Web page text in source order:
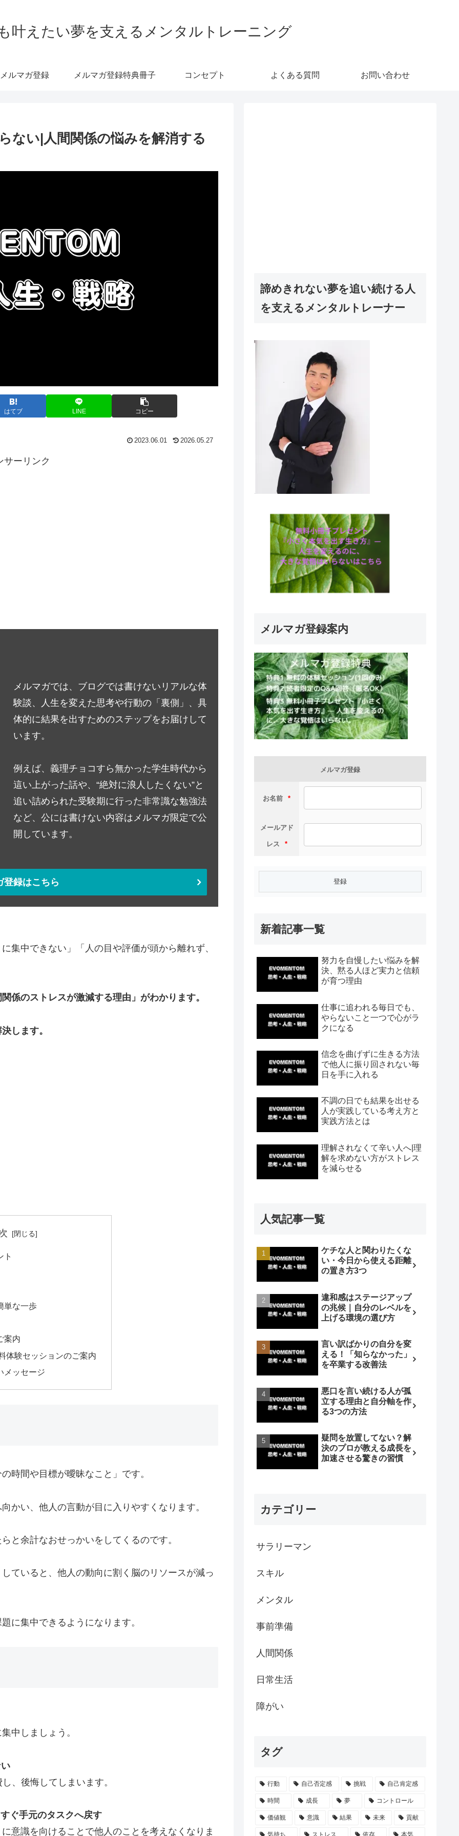
叶えたい夢を支えるメンタルトレーニング
メルマガ登録 メルマガ登録特典冊子 コンセプト よくある質問 お問い合わせ
ない|人間関係の悩みを解消する
はてブ LINE コピー
2023.06.01 2026.05.27
サーリンク
メルマガでは、ブログでは書けないリアルな体
験談、人生を変えた思考や行動の「裏側」、具
体的に結果を出すためのステップをお届けして
います。
例えば、義理チョコすら無かった学生時代から
這い上がった話や、“絶対に浪人したくない”と
追い詰められた受験期に行った非常識な勉強法
など、公には書けない内容はメルマガ限定で公
開しています。
登録はこちら
集中できない」「人の目や評価が頭から離れず、
係のストレスが激減する理由」がわかります。
します。
ト
単な一歩
案内
体験セッションのご案内
メッセージ
時間や目標が曖昧なこと」です。
かい、他人の言動が目に入りやすくなります。
と余計なおせっかいをしてくるのです。
ていると、他人の動向に割く脳のリソースが減っ
に集中できるようになります。
中しましょう。
、後悔してしまいます。
ぐ手元のタスクへ戻す
意識を向けることで他人のことを考えなくなりま
諦めきれない夢を追い続ける人
を支えるメンタルトレーナー
メルマガ登録案内
メルマガ登録
お名前 *
メールアド
レス *
新着記事一覧
努力を自慢したい悩みを解
決、黙る人ほど実力と信頼
が育つ理由
仕事に追われる毎日でも、
やらないこと一つで心がラ
クになる
信念を曲げずに生きる方法
で他人に振り回されない毎
日を手に入れる
不調の日でも結果を出せる
人が実践している考え方と
実践方法とは
理解されなくて辛い人へ|理
解を求めない方がストレス
を減らせる
人気記事一覧
ケチな人と関わりたくな
い・今日から使える距離
の置き方3つ
違和感はステージアップ
の兆候｜自分のレベルを
上げる環境の選び方
言い訳ばかりの自分を変
える！「知らなかった」
を卒業する改善法
悪口を言い続ける人が孤
立する理由と自分軸を作
る3つの方法
疑問を放置してない？解
決のプロが教える成長を
加速させる驚きの習慣
カテゴリー
サラリーマン
スキル
メンタル
事前準備
人間関係
日常生活
障がい
タグ
行動 自己否定感 挑戦 自己肯定感
時間 成長 夢 コントロール
価値観 意識 結果 未来 貢献